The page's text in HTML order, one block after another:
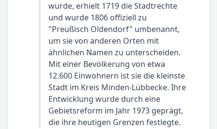
wurde, erhielt 1719 die Stadtrechte
und wurde 1806 offiziell zu
"Preußisch Oldendorf" umbenannt,
um sie von anderen Orten mit
ähnlichen Namen zu unterscheiden.
Mit einer Bevölkerung von etwa
12.600 Einwohnern ist sie die kleinste
Stadt im Kreis Minden-Lübbecke. Ihre
Entwicklung wurde durch eine
Gebietsreform im Jahr 1973 geprägt,
die ihre heutigen Grenzen festlegte.